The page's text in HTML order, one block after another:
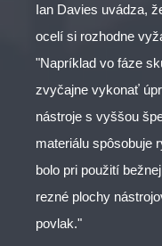
Ian Davies uvádza,
ocelí si rozhodne
"Napríklad vo fáze
zvyčajne vykonať
nástroje s vyššou
materiálu spôsobuje
bolo pri použití
rezné plochy
povlak."